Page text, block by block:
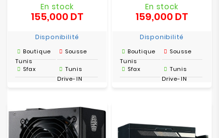
En stock
155,000 DT
Disponibilité
Boutique
Tunis
Sousse
Sfax
Tunis
Drive-IN
En stock
159,000 DT
Disponibilité
Boutique
Tunis
Sousse
Sfax
Tunis
Drive-IN